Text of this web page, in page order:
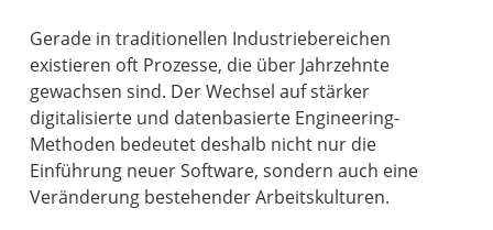
Gerade in traditionellen Industriebereichen
existieren oft Prozesse, die über Jahrzehnte
gewachsen sind. Der Wechsel auf stärker
digitalisierte und datenbasierte Engineering-
Methoden bedeutet deshalb nicht nur die
Einführung neuer Software, sondern auch eine
Veränderung bestehender Arbeitskulturen.